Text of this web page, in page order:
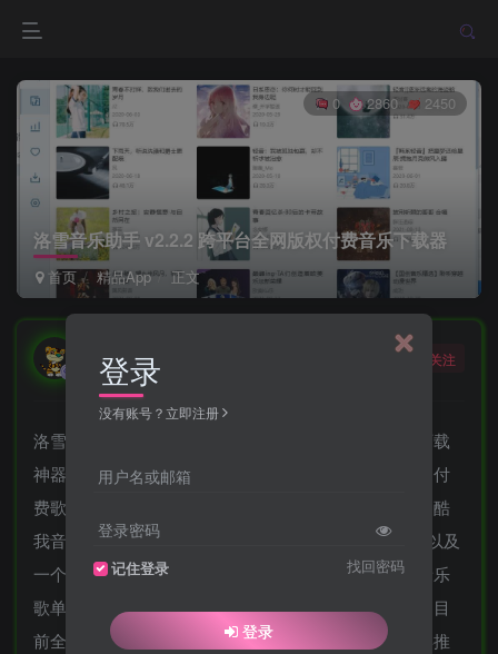
洛雪音乐助手 v2.2.2 跨平台全网版权付费音乐下载器
首页 精品App 正文
0 2860 2450
酒醒只在花前坐，酒醉还来花下眠。
关注
洛雪音乐助手是一款免费开源跨平台的无损版权音乐下载
神器，聚合各大音乐平台搜素，在线试听免费下载全网付
费歌曲、无损音乐，目前洛雪音乐助手支持酷狗音乐，酷
我音乐，QQ音乐，网易音乐，咪咕音乐，百度音乐，以及
一个强大的搜索功能，聚合音乐搜索，并且支持酷狗音乐
歌单库、酷我音乐排行榜，支持下载歌词、专辑封面，目
前全网也就此款软件还可以下载无损版权歌曲了，值得推
登录
没有账号？立即注册
用户名或邮箱
登录密码
记住登录 找回密码
登录